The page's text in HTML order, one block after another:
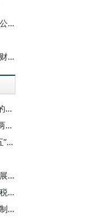
杨志勇：健全有利于高质量发展、社会公平、市场统一的税收制度
杨志勇：奋力谱写推动东北全面振兴的财政新篇章
刘佐：关于中国“十五五”期间税制改革的初步探讨
涂龙力：“十五五”时期关于税制改革的两大深度思考——《闲谈税语》（21）
涂龙力：《闲谈税语》（21）：“十五五”时期关于税制改革的两大深度思考
涂龙力：二十届三中全会后的税制改革展望
涂龙力：从当前国内外经济形势视角看税制改革趋势——学习二十届三中全会之七
涂龙力：从三个五年《发展纲要》看税制改革趋势——学习二十届三中全会之六